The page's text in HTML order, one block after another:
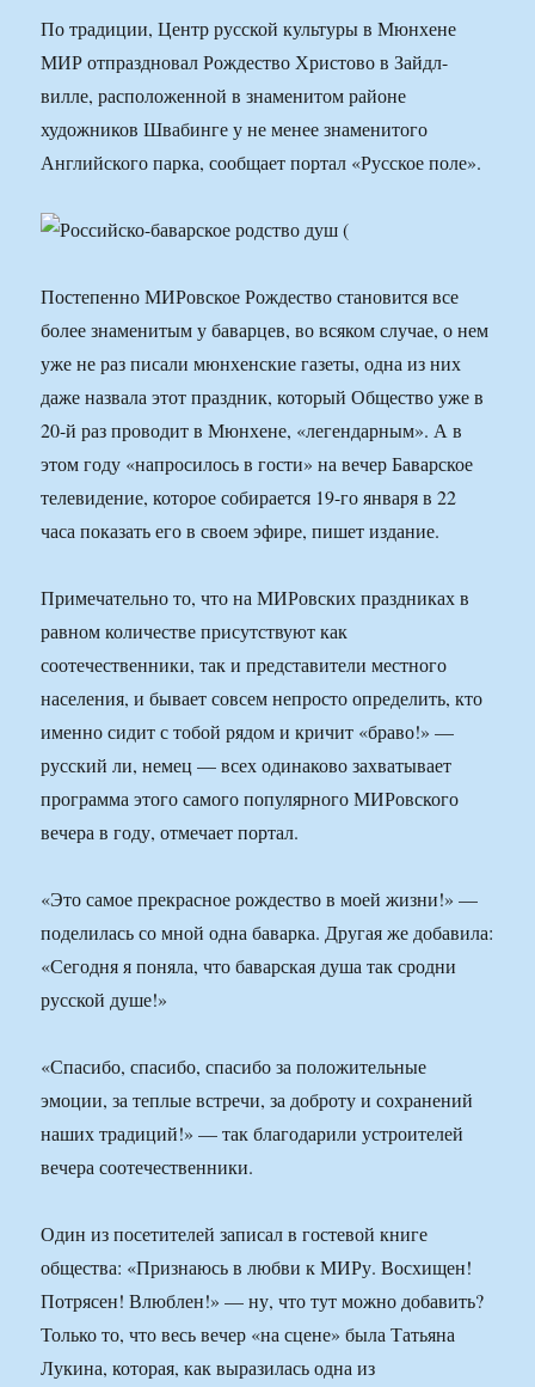
По традиции, Центр русской культуры в Мюнхене
МИР отпраздновал Рождество Христово в Зайдл-
вилле, расположенной в знаменитом районе
художников Швабинге у не менее знаменитого
Английского парка, сообщает портал «Русское поле».
Постепенно МИРовское Рождество становится все
более знаменитым у баварцев, во всяком случае, о нем
уже не раз писали мюнхенские газеты, одна из них
даже назвала этот праздник, который Общество уже в
20-й раз проводит в Мюнхене, «легендарным». А в
этом году «напросилось в гости» на вечер Баварское
телевидение, которое собирается 19-го января в 22
часа показать его в своем эфире, пишет издание.
Примечательно то, что на МИРовских праздниках в
равном количестве присутствуют как
соотечественники, так и представители местного
населения, и бывает совсем непросто определить, кто
именно сидит с тобой рядом и кричит «браво!» —
русский ли, немец — всех одинаково захватывает
программа этого самого популярного МИРовского
вечера в году, отмечает портал.
«Это самое прекрасное рождество в моей жизни!» —
поделилась со мной одна баварка. Другая же добавила:
«Сегодня я поняла, что баварская душа так сродни
русской душе!»
«Спасибо, спасибо, спасибо за положительные
эмоции, за теплые встречи, за доброту и сохранений
наших традиций!» — так благодарили устроителей
вечера соотечественники.
Один из посетителей записал в гостевой книге
общества: «Признаюсь в любви к МИРу. Восхищен!
Потрясен! Влюблен!» — ну, что тут можно добавить?
Только то, что весь вечер «на сцене» была Татьяна
Лукина, которая, как выразилась одна из